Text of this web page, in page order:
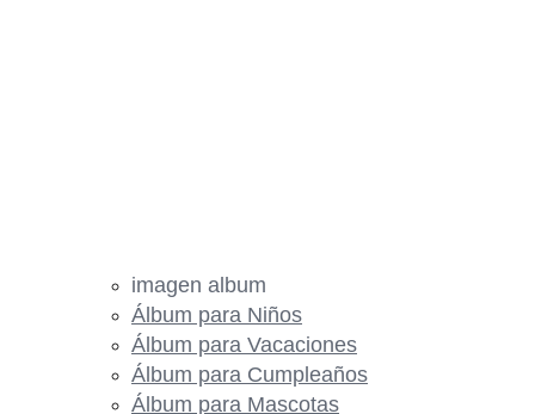
imagen album
Álbum para Niños
Álbum para Vacaciones
Álbum para Cumpleaños
Álbum para Mascotas